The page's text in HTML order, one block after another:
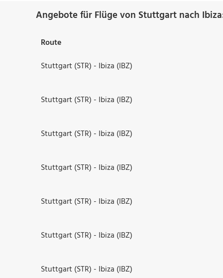
Angebote für Flüge von Stuttgart nach
Route
Stuttgart (STR) - Ibiza (IBZ)
Stuttgart (STR) - Ibiza (IBZ)
Stuttgart (STR) - Ibiza (IBZ)
Stuttgart (STR) - Ibiza (IBZ)
Stuttgart (STR) - Ibiza (IBZ)
Stuttgart (STR) - Ibiza (IBZ)
Stuttgart (STR) - Ibiza (IBZ)